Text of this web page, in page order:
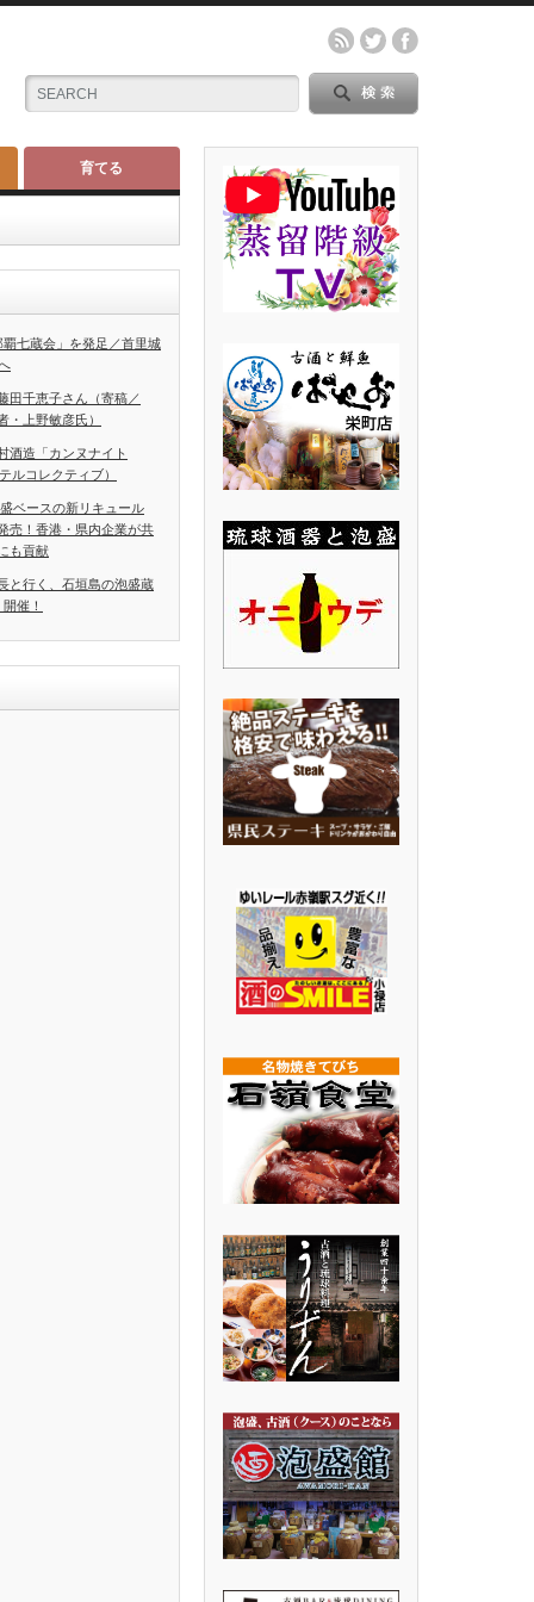
育てる
七蔵会」を発足／首里城
田千恵子さん（寄稿／
・上野敏彦氏）
酒造「カンヌナイト
ルコレクティブ）
ベースの新リキュール
売！香港・県内企業が共
も貢献
と行く、石垣島の泡盛蔵
催！